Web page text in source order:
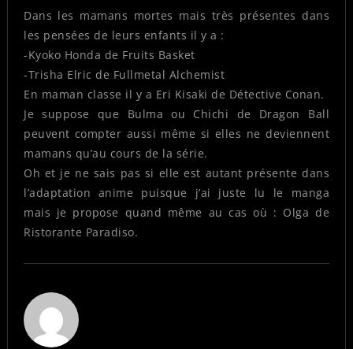
Dans les mamans mortes mais très présentes dans
les pensées de leurs enfants il y a :
-Kyoko Honda de Fruits Basket
-Trisha Elric de Fullmetal Alchemist
En maman classe il y a Eri Kisaki de Détective Conan.
Je suppose que Bulma ou Chichi de Dragon Ball
peuvent compter aussi même si elles ne deviennent
mamans qu’au cours de la série.
Oh et je ne sais pas si elle est autant présente dans
l’adaptation anime puisque j’ai juste lu le manga
mais je propose quand même au cas où : Olga de
Ristorante Paradiso.